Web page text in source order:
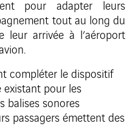
pour adapter leurs
tout au long du
leur arrivée à l’aéroport
compléter le dispositif
existant pour les
balises sonores
passagers émettent des